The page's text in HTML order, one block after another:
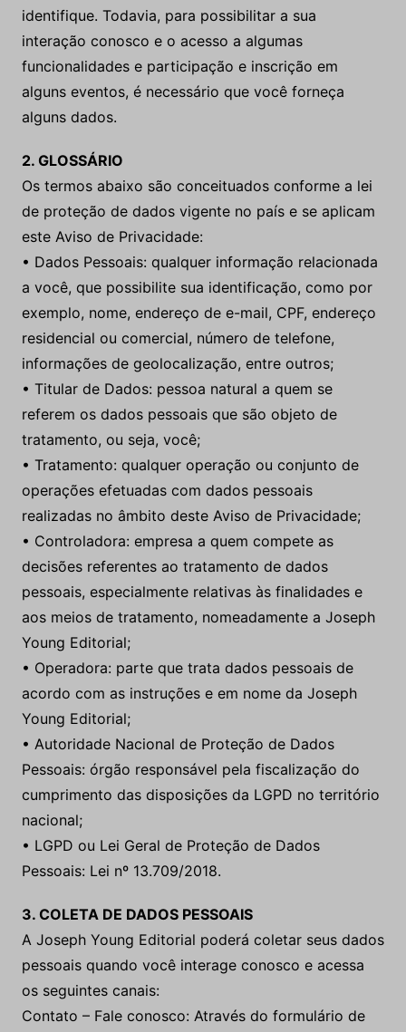
identifique. Todavia, para possibilitar a sua
interação conosco e o acesso a algumas
funcionalidades e participação e inscrição em
alguns eventos, é necessário que você forneça
alguns dados.
2. GLOSSÁRIO
Os termos abaixo são conceituados conforme a lei
de proteção de dados vigente no país e se aplicam
este Aviso de Privacidade:
• Dados Pessoais: qualquer informação relacionada
a você, que possibilite sua identificação, como por
exemplo, nome, endereço de e-mail, CPF, endereço
residencial ou comercial, número de telefone,
informações de geolocalização, entre outros;
• Titular de Dados: pessoa natural a quem se
referem os dados pessoais que são objeto de
tratamento, ou seja, você;
• Tratamento: qualquer operação ou conjunto de
operações efetuadas com dados pessoais
realizadas no âmbito deste Aviso de Privacidade;
• Controladora: empresa a quem compete as
decisões referentes ao tratamento de dados
pessoais, especialmente relativas às finalidades e
aos meios de tratamento, nomeadamente a Joseph
Young Editorial;
• Operadora: parte que trata dados pessoais de
acordo com as instruções e em nome da Joseph
Young Editorial;
• Autoridade Nacional de Proteção de Dados
Pessoais: órgão responsável pela fiscalização do
cumprimento das disposições da LGPD no território
nacional;
• LGPD ou Lei Geral de Proteção de Dados
Pessoais: Lei nº 13.709/2018.
3. COLETA DE DADOS PESSOAIS
A Joseph Young Editorial poderá coletar seus dados
pessoais quando você interage conosco e acessa
os seguintes canais:
Contato – Fale conosco: Através do formulário de